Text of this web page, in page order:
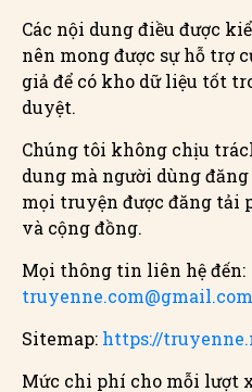
Các nội dung điều được
nên mong được sự hỗ trợ
giả để có kho dữ liệu tốt
duyệt.
Chúng tôi không chịu
dung mà người dùng
mọi truyện được đăng tải
và cộng đồng.
Mọi thông tin liên hệ đến:
truyenne.com@gmail.com
Sitemap: https://
Mức chi phí cho mỗi lượt